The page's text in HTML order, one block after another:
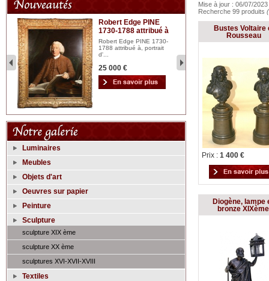
Robert Edge PINE
1730-1788 attribué à
Robert Edge PINE 1730-
1788 attribué à, portrait
d'...
25 000 € 2
Luminaires
Meubles
Objets d'art
Oeuvres sur papier
Peinture
Sculpture
sculpture XIX ème
sculpture XX ème
sculptures XVI-XVII-XVIII
Textiles
Mise à jour : 06/07/
Recherche 99 produits
Bustes Voltaire
Rousseau
Prix : 1 400 €
Diogène, lampe
bronze